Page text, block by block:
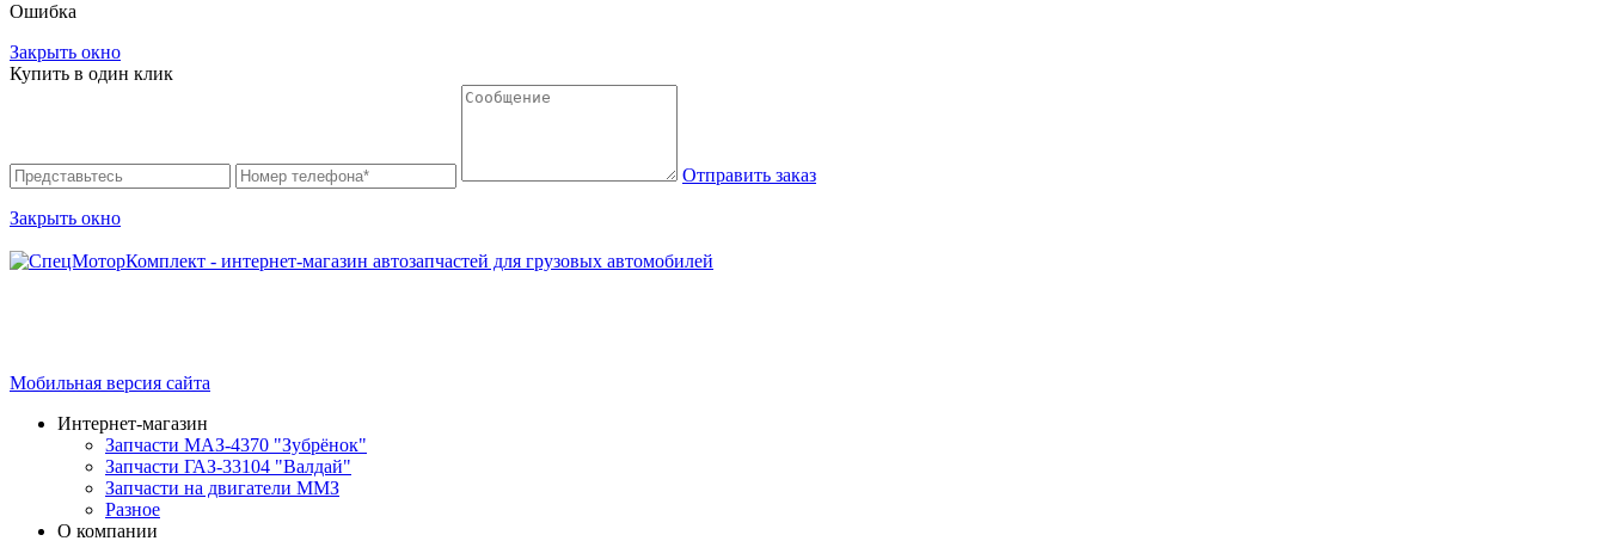
Ошибка
Закрыть окно
Купить в один клик
Отправить заказ
Закрыть окно
Мобильная версия сайта
Интернет-магазин
Запчасти МАЗ-4370 "Зубрёнок"
Запчасти ГАЗ-33104 "Валдай"
Запчасти на двигатели ММЗ
Разное
О компании